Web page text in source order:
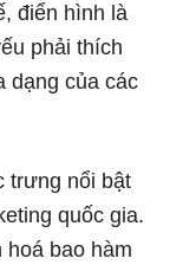
điển hình là
phải thích
dạng của các
trưng nổi bật
quốc ɡia.
bao hàm